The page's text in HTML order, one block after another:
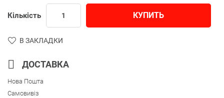
Кількість КУПИТЬ
В ЗАКЛАДКИ
ДОСТАВКА
Нова Пошта
Самовивіз